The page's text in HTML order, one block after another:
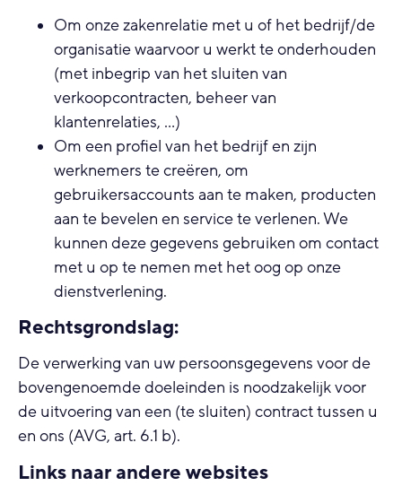
Om onze zakenrelatie met u of het bedrijf/de
organisatie waarvoor u werkt te onderhouden
(met inbegrip van het sluiten van
verkoopcontracten, beheer van
klantenrelaties, ...)
Om een profiel van het bedrijf en zijn
werknemers te creëren, om
gebruikersaccounts aan te maken, producten
aan te bevelen en service te verlenen. We
kunnen deze gegevens gebruiken om contact
met u op te nemen met het oog op onze
dienstverlening.
Rechtsgrondslag:
De verwerking van uw persoonsgegevens voor de
bovengenoemde doeleinden is noodzakelijk voor
de uitvoering van een (te sluiten) contract tussen u
en ons (AVG, art. 6.1 b).
Links naar andere websites